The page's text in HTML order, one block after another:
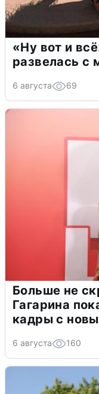
«Ну вот и
развелась
6 августа 69
Больше не
Гагарина
кадры с
6 августа 160